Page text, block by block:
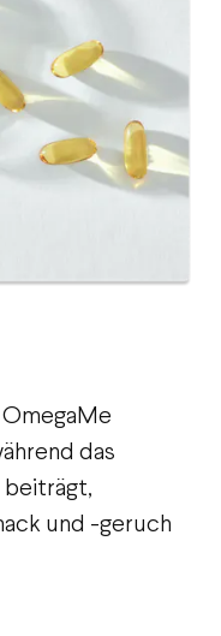
das
beiträgt,
und -geruch